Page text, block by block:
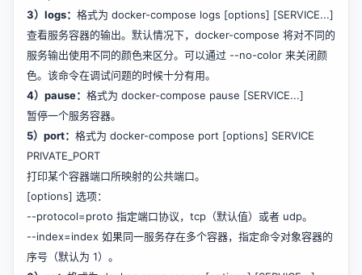
3）logs： 格式为 docker-compose logs [options] [SERVICE...]
查看服务容器的输出。默认情况下，docker-compose 将对不同的
服务输出使用不同的颜色来区分。可以通过 --no-color 来关闭颜
色。该命令在调试问题的时候十分有用。
4）pause： 格式为 docker-compose pause [SERVICE...]
暂停一个服务容器。
5）port： 格式为 docker-compose port [options] SERVICE
PRIVATE_PORT
打印某个容器端口所映射的公共端口。
[options] 选项：
--protocol=proto 指定端口协议，tcp（默认值）或者 udp。
--index=index 如果同一服务存在多个容器，指定命令对象容器的
序号（默认为 1）。